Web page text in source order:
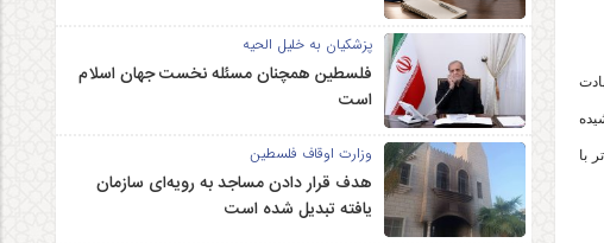
کشیده
با
پزشکیان به خلیل الحیه
فلسطین همچنان مسئله نخست جهان اسلام
است
وزارت اوقاف فلسطین
هدف قرار دادن مساجد به رویه‌ای سازمان‌
یافته تبدیل شده است